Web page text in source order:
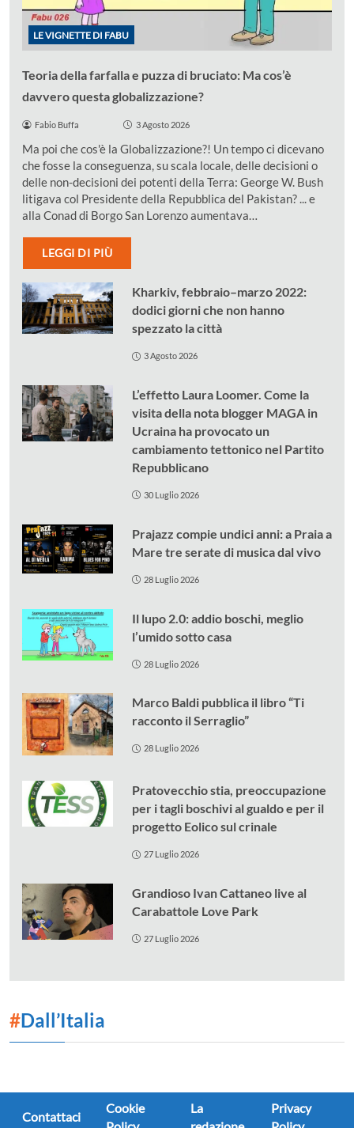
LE VIGNETTE DI FABU
Teoria della farfalla e puzza di bruciato: Ma cos’è
davvero questa globalizzazione?
Fabio Buffa 3 Agosto 2026
Ma poi che cos'è la Globalizzazione?! Un tempo ci dicevano
che fosse la conseguenza, su scala locale, delle decisioni o
delle non-decisioni dei potenti della Terra: George W. Bush
litigava col Presidente della Repubblica del Pakistan? ... e
alla Conad di Borgo San Lorenzo aumentava…
LEGGI DI PIÙ
Kharkiv, febbraio–marzo 2022:
dodici giorni che non hanno
spezzato la città
3 Agosto 2026
L’effetto Laura Loomer. Come la
visita della nota blogger MAGA in
Ucraina ha provocato un
cambiamento tettonico nel Partito
Repubblicano
30 Luglio 2026
Prajazz compie undici anni: a Praia a
Mare tre serate di musica dal vivo
28 Luglio 2026
Il lupo 2.0: addio boschi, meglio
l’umido sotto casa
28 Luglio 2026
Marco Baldi pubblica il libro “Ti
racconto il Serraglio”
28 Luglio 2026
Pratovecchio stia, preoccupazione
per i tagli boschivi al gualdo e per il
progetto Eolico sul crinale
27 Luglio 2026
Grandioso Ivan Cattaneo live al
Carabattole Love Park
27 Luglio 2026
#Dall’Italia
Contattaci
Cookie
La
Privacy